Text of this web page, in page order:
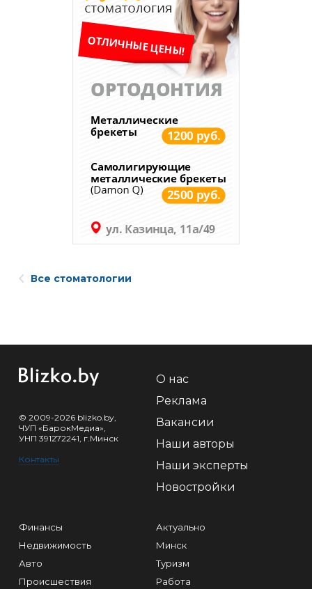
Все стоматологии
© 2009-2026 blizko.by,
ЧУП «БарокМедиа»,
УНП 391272241, г.Минск
Контакты
О нас
Реклама
Вакансии
Наши авторы
Наши эксперты
Новостройки
Финансы
Недвижимость
Авто
Происшествия
Актуально
Минск
Туризм
Работа